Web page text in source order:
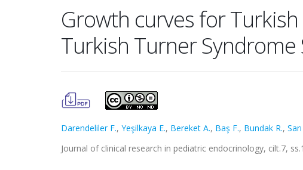
Growth curves for
Turkish Turner Syndrome
Darendeliler F., Yeşilkaya E., Bereket A., Baş F., Bundak R.,
Journal of clinical research in pediatric endocrinology, cilt.7,